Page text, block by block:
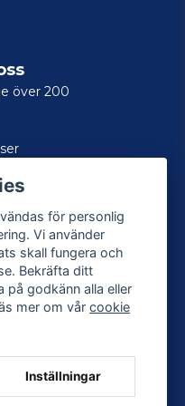
över 200
för personlig
Vi använder
skall fungera och
Bekräfta ditt
godkänn alla eller
mer om vårcookie
Inställningar